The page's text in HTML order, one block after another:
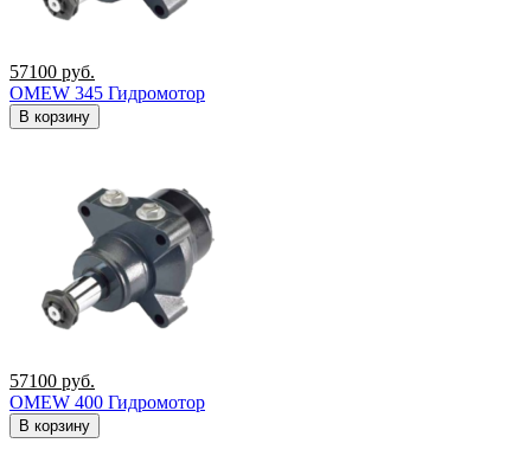
57100 руб.
OMEW 345 Гидромотор
В корзину
57100 руб.
OMEW 400 Гидромотор
В корзину